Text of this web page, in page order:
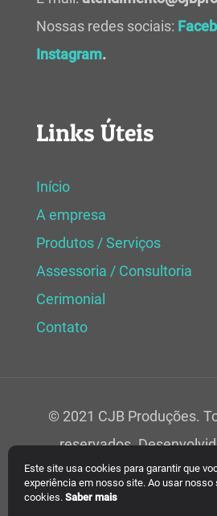
Este site usa cookies para garantir que
experiência em nosso site. Ao usar
cookies. Saber mais
Nossas redes sociais:
Instagram.
Links Úteis
Início
A empresa
Produtos / Serviços
Assessoria / Consultoria
Cerimonial
Contato
© 2021 CJB Produções.
reservados.
Soluções